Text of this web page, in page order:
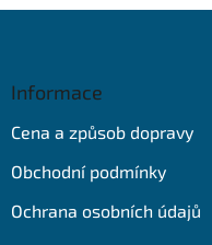
Informace
Cena a způsob dopravy
Obchodní podmínky
Ochrana osobních údajů